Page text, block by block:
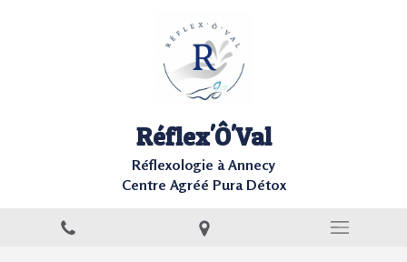
Réflex'Ô'Val
Réflexologie à Annecy
Centre Agréé Pura Détox